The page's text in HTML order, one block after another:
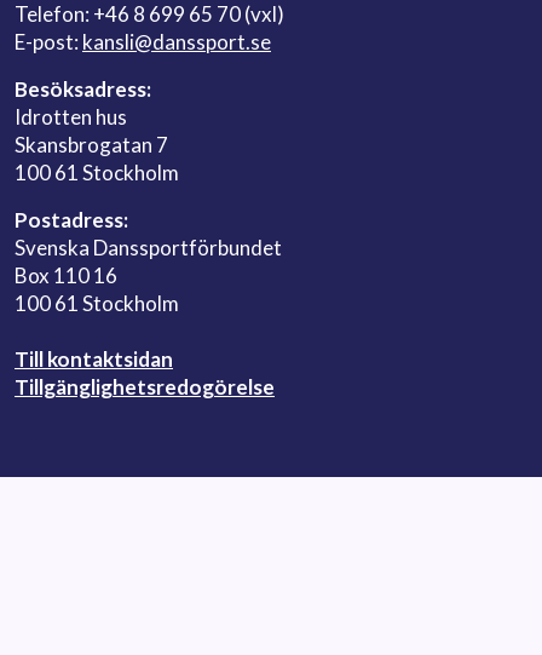
Telefon: +46 8 699 65 70 (vxl)
E-post: kansli@danssport.se
Besöksadress:
Idrotten hus
Skansbrogatan 7
100 61 Stockholm
Postadress:
Svenska Danssportförbundet
Box 110 16
100 61 Stockholm
Till kontaktsidan
Tillgänglighetsredogörelse